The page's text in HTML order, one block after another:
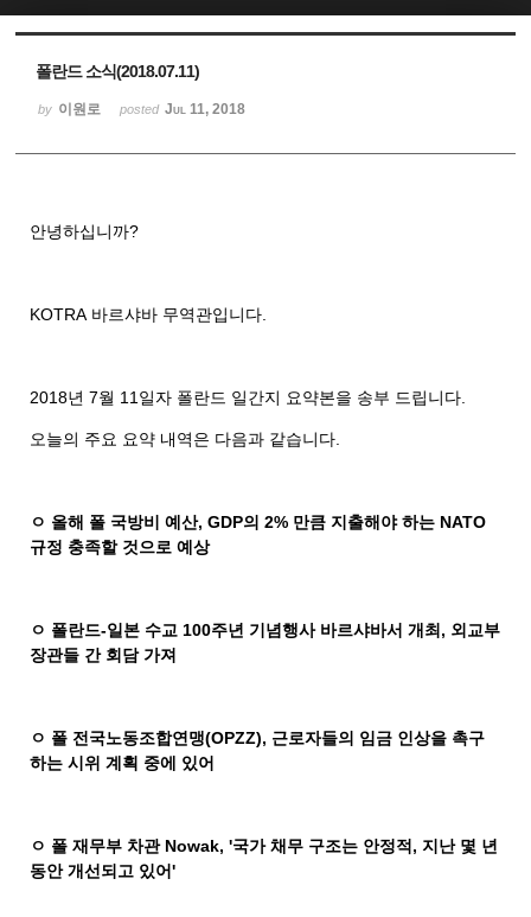
폴란드 소식(2018.07.11)
by 이원로 posted Jul 11, 2018
안녕하십니까?
KOTRA 바르샤바 무역관입니다
2018년 7월 11 일자 폴란드 일간지 요약본을 송부 드립니다
오늘의 주요 요약 내역은 다음과 같습니다
ㅇ 올해 폴 국방비 예산, GDP의 2% 만큼 지출해야 하는 NATO
규정 충족할 것으로 예상
ㅇ 폴란드-일본 수교 100주년 기념행사 바르샤바서 개최 , 외교부
장관들 간 회담 가져
ㅇ 폴 전국노동조합연맹(OPZZ), 근로자들의 임금 인상을 촉구
하는 시위 계획 중에 있어
ㅇ 폴 재무부 차관Nowak, '국가 채무 구조는 안정적 , 지난 몇 년
동안 개선되고 있어'
Sketchbook5, 스케치북5